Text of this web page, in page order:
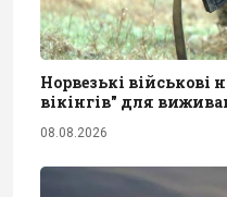
Норвезькі
вікінгів" для
08.08.2026